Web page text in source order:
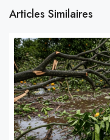
Articles Similaires